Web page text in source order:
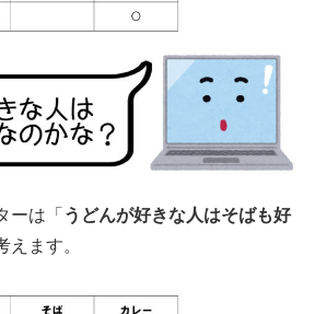
ーは「 うどんが好きな人はそばも好
えます。